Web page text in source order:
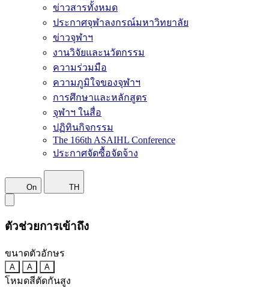
ข่าวสารทั้งหมด
ประกาศจุฬาลงกรณ์มหาวิทยาลัย
ข่าวจุฬาฯ
งานวิจัยและนวัตกรรม
ความร่วมมือ
ความภูมิใจของจุฬาฯ
การศึกษาและหลักสูตร
จุฬาฯ ในสื่อ
ปฏิทินกิจกรรม
The 166th ASAIHL Conference
ประกาศจัดซื้อจัดจ้าง
On TH
ตัวช่วยการเข้าถึง
ขนาดตัวอักษร
A A A
โหมดสีตัดกันสูง